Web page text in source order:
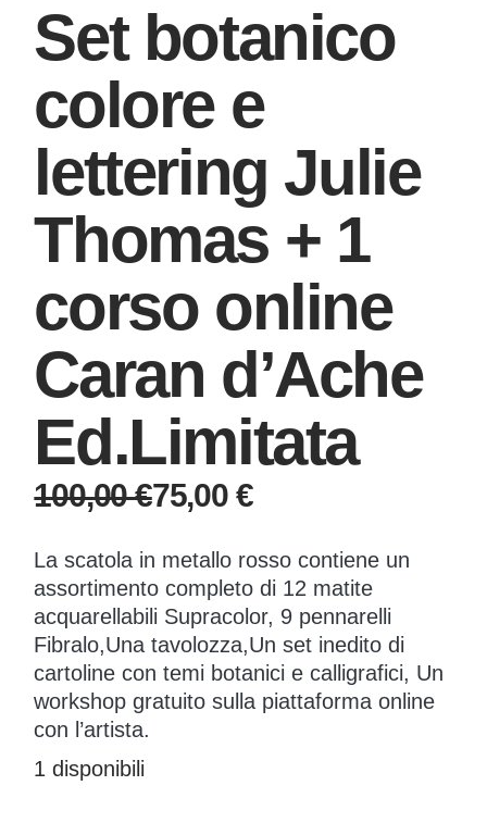
Set botanico
colore e
lettering Julie
Thomas + 1
corso online
Caran d’Ache
Ed.Limitata
100,00€
Il
prezzo
originale
era:
100,00 €.
75,00 €
Il
prezzo
attuale
è:
75,00 €.
La scatola in metallo rosso contiene un
assortimento completo di 12 matite
acquarellabili Supracolor, 9 pennarelli
Fibralo,Una tavolozza,Un set inedito di
cartoline con temi botanici e calligrafici, Un
workshop gratuito sulla piattaforma online
con l’artista.
1 disponibili